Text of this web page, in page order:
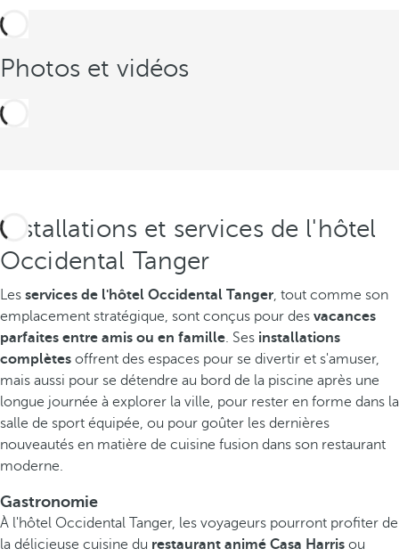
Photos et vidéos
Installations et services de l'hôtel
Occidental Tanger
Les services de l'hôtel Occidental Tanger, tout comme son
emplacement stratégique, sont conçus pour des vacances
parfaites entre amis ou en famille. Ses installations
complètes offrent des espaces pour se divertir et s'amuser,
mais aussi pour se détendre au bord de la piscine après une
longue journée à explorer la ville, pour rester en forme dans la
salle de sport équipée, ou pour goûter les dernières
nouveautés en matière de cuisine fusion dans son restaurant
moderne.
Gastronomie
À l'hôtel Occidental Tanger, les voyageurs pourront profiter de
la délicieuse cuisine du restaurant animé Casa Harris ou